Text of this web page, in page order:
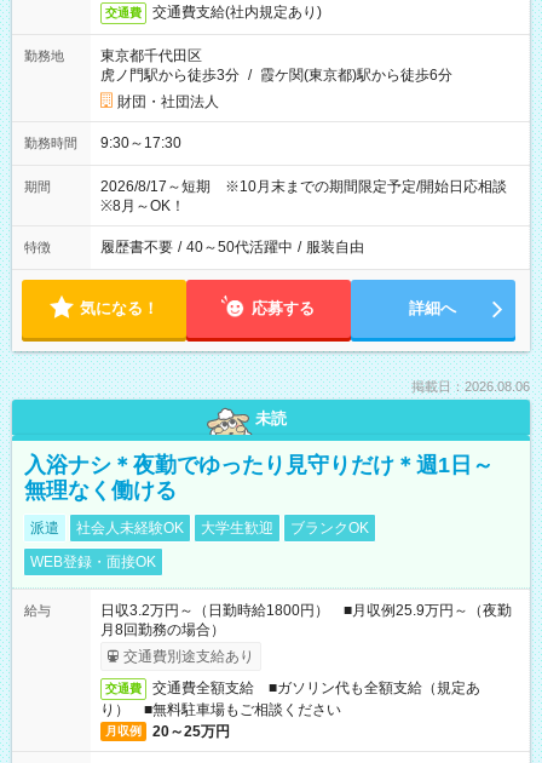
交通費 交通費支給(社内規定あり)
勤務地
東京都千代田区
虎ノ門駅から徒歩3分 / 霞ケ関(東京都)駅から徒歩6分
財団・社団法人
勤務時間 9:30～17:30
期間
2026/8/17～短期 ※10月末までの期間限定予定/開始日応相談
※8月～OK！
特徴 履歴書不要 / 40～50代活躍中 / 服装自由
気になる！ 応募する 詳細へ
掲載日：2026.08.06
未読
入浴ナシ＊夜勤でゆったり見守りだけ＊週1日～
無理なく働ける
派遣 社会人未経験OK 大学生歓迎
ブランクOK
WEB登録・面接OK
給与
日収3.2万円～（日勤時給1800円） ■月収例25.9万円～（夜勤
月8回勤務の場合）
交通費別途支給あり
交通費
交通費全額支給 ■ガソリン代も全額支給（規定あ
り） ■無料駐車場もご相談ください
月収例 20～25万円